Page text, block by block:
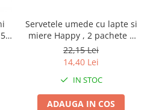
Servetele umede cu lapte si
miere Happy , 2 pachete x
64 bucati, 128 bucati
22,15 Lei
14,40 Lei
IN STOC
ADAUGA IN COS